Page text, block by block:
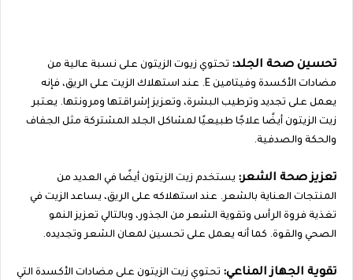
تحسين صحة الجلد: تحتوي زيوت الزيتون على نسبة عالية من
مضادات الأكسدة وفيتامين E. عند استهلاك الزيت على الريق، فإنه
يعمل على تجديد وترطيب البشرة، وتعزيز إشراقتها ومرونتها. يعتبر
زيت الزيتون أيضًا علاجًا طبيعيًا لمشاكل الجلد المشتركة مثل الجفاف
والحكة والصدفية.
تعزيز صحة الشعر: يستخدم زيت الزيتون أيضًا في العديد من
المنتجات العناية بالشعر. عند استهلاكه على الريق، يساعد الزيت في
تغذية فروة الرأس وتقوية الشعر من الجذور، وبالتالي تعزيز النمو
الصحي والقوة. كما أنه يعمل على تحسين لمعان الشعر وتجديده.
تقوية الجهاز المناعي: تحتوي زيت الزيتون على مضادات الأكسدة التي